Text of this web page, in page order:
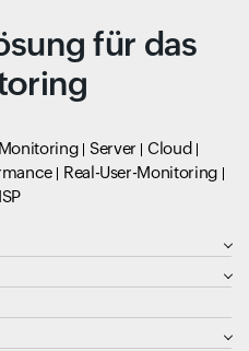
für das
Server
Cloud
Real-User-Monitoring